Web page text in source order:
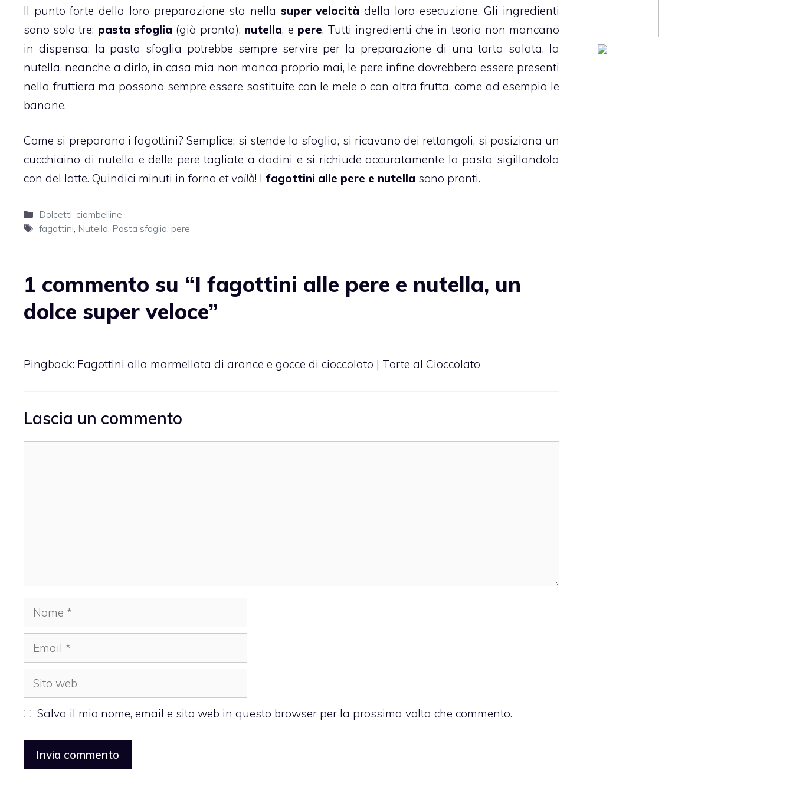
Il punto forte della loro preparazione sta nella supervelocità della loro esecuzione. Gli ingredienti
sono solo tre: pasta sfoglia (già pronta), nutella, e pere. Tutti ingredienti che in teoria non mancano
in dispensa: la pasta sfoglia potrebbe sempre servire per la preparazione di una torta salata, la
nutella, neanche a dirlo, in casa mia non manca proprio mai, le pere infine dovrebbero essere presenti
nella fruttiera ma possono sempre essere sostituite con le mele o con altra frutta, come ad esempio le
banane.
Come si preparano i fagottini? Semplice: si stende la sfoglia, si ricavano dei rettangoli, si posiziona un
cucchiaino di nutella e delle pere tagliate a dadini e si richiude accuratamente la pasta sigillandola
con del latte. Quindici minuti in forno et voilà! I fagottini alle pere e nutella sono pronti.
Categorie
Dolcetti, ciambelline
Tag
fagottini Nutella Pasta sfoglia pere
1 commento su “I fagottini alle pere e nutella, un
dolce super veloce”
Pingback: Fagottini alla marmellata di arance e gocce di cioccolato | Torte al Cioccolato
Lascia un commento
Nome
Email
Sito
web
Salva il mio nome, email e sito web in questo browser per la prossima volta che commento.